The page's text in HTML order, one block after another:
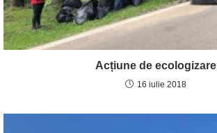
k
Acțiune de ecologizare
16 iulie 2018